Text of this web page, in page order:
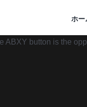
ホー
button is the